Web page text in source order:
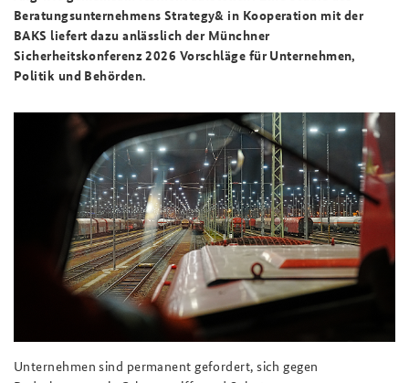
Beratungsunternehmens Strategy& in Kooperation mit der
BAKS liefert dazu anlässlich der Münchner
Sicherheitskonferenz 2026 Vorschläge für Unternehmen,
Politik und Behörden.
Unternehmen sind permanent gefordert, sich gegen